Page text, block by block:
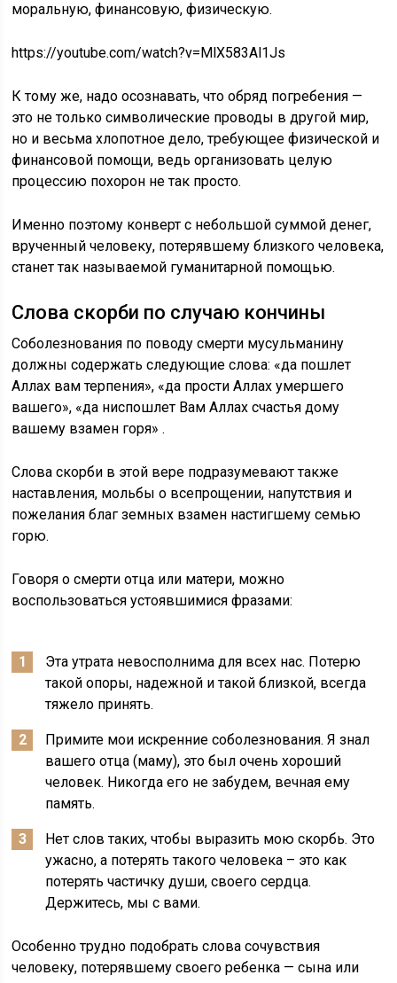
моральную, финансовую, физическую.
https://youtube.com/watch?v=MlX583Al1Js
К тому же, надо осознавать, что обряд погребения —
это не только символические проводы в другой мир,
но и весьма хлопотное дело, требующее физической и
финансовой помощи, ведь организовать целую
процессию похорон не так просто.
Именно поэтому конверт с небольшой суммой денег,
врученный человеку, потерявшему близкого человека,
станет так называемой гуманитарной помощью.
Слова скорби по случаю кончины
Соболезнования по поводу смерти мусульманину
должны содержать следующие слова: «да пошлет
Аллах вам терпения», «да прости Аллах умершего
вашего», «да ниспошлет Вам Аллах счастья дому
вашему взамен горя» .
Слова скорби в этой вере подразумевают также
наставления, мольбы о всепрощении, напутствия и
пожелания благ земных взамен настигшему семью
горю.
Говоря о смерти отца или матери, можно
воспользоваться устоявшимися фразами:
Эта утрата невосполнима для всех нас. Потерю
такой опоры, надежной и такой близкой, всегда
тяжело принять.
Примите мои искренние соболезнования. Я знал
вашего отца (маму), это был очень хороший
человек. Никогда его не забудем, вечная ему
память.
Нет слов таких, чтобы выразить мою скорбь. Это
ужасно, а потерять такого человека – это как
потерять частичку души, своего сердца.
Держитесь, мы с вами.
Особенно трудно подобрать слова сочувствия
человеку, потерявшему своего ребенка — сына или